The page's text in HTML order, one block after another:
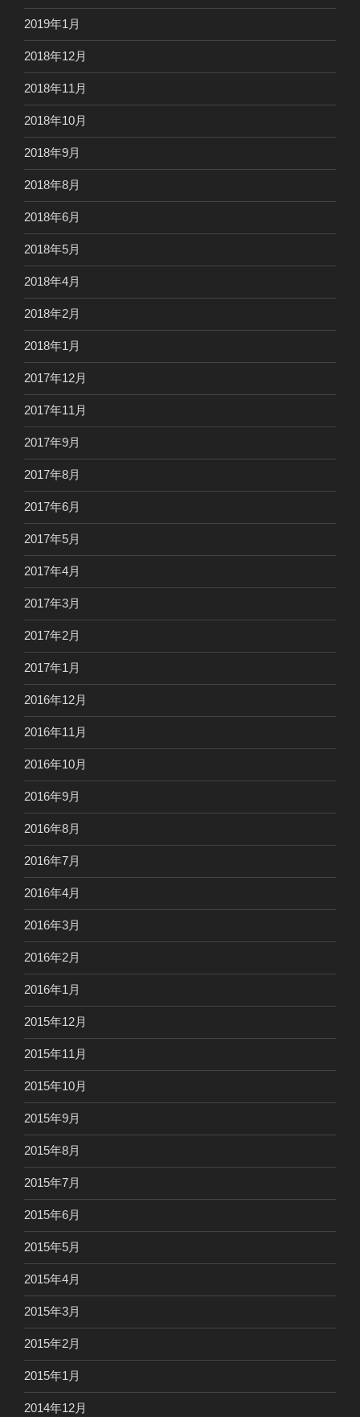
2019年1月
2018年12月
2018年11月
2018年10月
2018年9月
2018年8月
2018年6月
2018年5月
2018年4月
2018年2月
2018年1月
2017年12月
2017年11月
2017年9月
2017年8月
2017年6月
2017年5月
2017年4月
2017年3月
2017年2月
2017年1月
2016年12月
2016年11月
2016年10月
2016年9月
2016年8月
2016年7月
2016年4月
2016年3月
2016年2月
2016年1月
2015年12月
2015年11月
2015年10月
2015年9月
2015年8月
2015年7月
2015年6月
2015年5月
2015年4月
2015年3月
2015年2月
2015年1月
2014年12月